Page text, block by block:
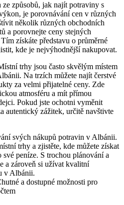
ze způsobů,‌ jak najít ‍potraviny s
je porovnávání cen⁢ v‌ různých
několik různých⁣ obchodních
a porovnejte⁢ ceny stejných
získáte ‍představu o průměrné
kde je‍ nejvýhodnější nakupovat.
trhy jsou často ​skvělým ‍místem
Na​ trzích ⁤můžete‌ najít ​čerstvé
za velmi přijatelné ceny. Zde
atmosféru a mít‌ přímou
Pokud ‌jste ochotni vyměnit
autentický zážitek,⁣ určitě navštivte
svých ​nákupů potravin v Albánii.
trhy a zjistěte, kde můžete ‍získat
peníze. S trochou plánování a
a zároveň si ‍užívat kvalitní⁤
v Albánii.